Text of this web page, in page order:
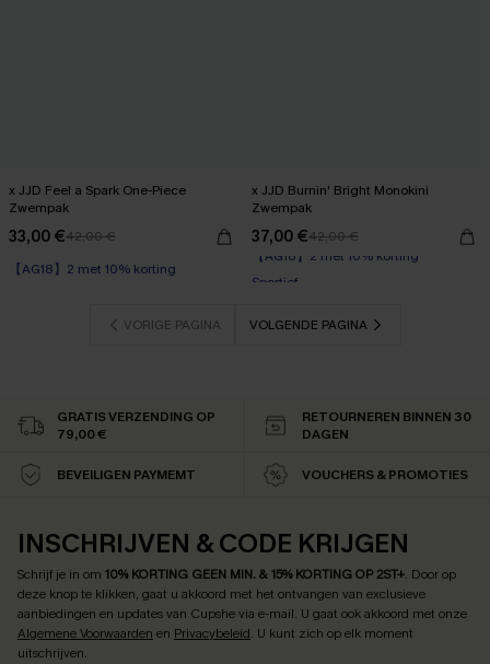
x JJD Feel a Spark One-Piece
Zwempak
33,00 €42,00 €
【AG18】2 met 10% korting
x JJD Burnin' Bright Monokini
Zwempak
37,00 €42,00 €
【AG18】2 met 10% korting
VORIGE PAGINA
VOLGENDE PAGINA
GRATIS VERZENDING OP
79,00 €
RETOURNEREN BINNEN 30
DAGEN
BEVEILIGEN PAYMEMT VOUCHERS & PROMOTIES
INSCHRIJVEN & CODE KRIJGEN
Schrijf je in om 10% KORTING GEEN MIN. & 15% KORTING OP 2ST+. Door op
deze knop te klikken, gaat u akkoord met het ontvangen van exclusieve
aanbiedingen en updates van Cupshe via e-mail. U gaat ook akkoord met onze
Algemene Voorwaarden en Privacybeleid. U kunt zich op elk moment
uitschrijven.